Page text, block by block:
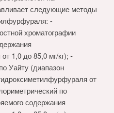
следующие методы
-
хроматографии
1,0 до 85,0 мг/кг); -
Уайту (диапазон
от
по
содержания